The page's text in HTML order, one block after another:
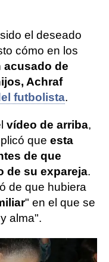
el deseado
cómo en los
acusado de
Achraf
futbolista.
vídeo de arriba,
que esta
de que
de su expareja.
de que hubiera
" en el que se
alma".